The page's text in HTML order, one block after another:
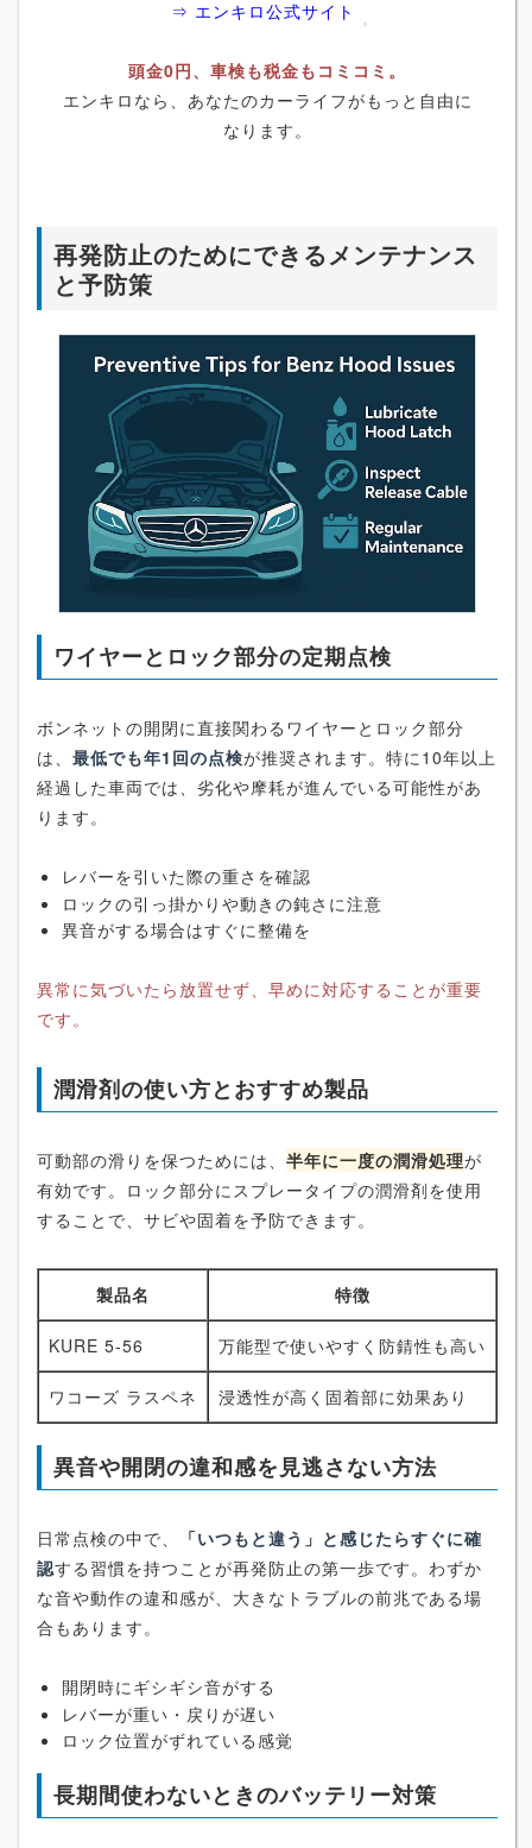
⇒ エンキロ公式サイト
頭金0円、車検も税金もコミコミ。
エンキロなら、あなたのカーライフがもっと自由に
なります。
再発防止のためにできるメンテナンス
と予防策
ワイヤーとロック部分の定期点検
ボンネットの開閉に直接関わるワイヤーとロック部分
は、 最低でも年1回の点検が推奨されます。特に10年以上
経過した車両では、劣化や摩耗が進んでいる可能性があ
ります。
レバーを引いた際の重さを確認
ロックの引っ掛かりや動きの鈍さに注意
異音がする場合はすぐに整備を
異常に気づいたら放置せず、早めに対応することが重要
です。
潤滑剤の使い方とおすすめ製品
可動部の滑りを保つためには、 半年に一度の潤滑処理が
有効です。ロック部分にスプレータイプの潤滑剤を使用
することで、サビや固着を予防できます。
製品名 特徴
KURE 5-56 万能型で使いやすく防錆性も高い
ワコーズ ラスペネ 浸透性が高く固着部に効果あり
異音や開閉の違和感を見逃さない方法
日常点検の中で、
「いつもと違う」と感じたらすぐに確
認する習慣を持つことが再発防止の第一歩です。わずか
な音や動作の違和感が、大きなトラブルの前兆である場
合もあります。
開閉時にギシギシ音がする
レバーが重い・戻りが遅い
ロック位置がずれている感覚
長期間使わないときのバッテリー対策